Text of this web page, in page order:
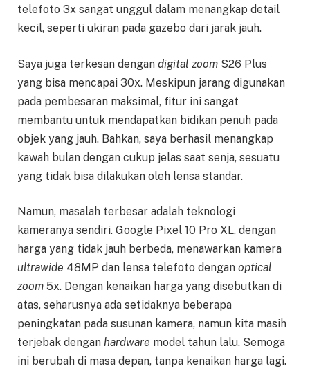
telefoto 3x sangat unggul dalam menangkap detail
kecil, seperti ukiran pada gazebo dari jarak jauh.
Saya juga terkesan dengan digital zoom S26 Plus
yang bisa mencapai 30x. Meskipun jarang digunakan
pada pembesaran maksimal, fitur ini sangat
membantu untuk mendapatkan bidikan penuh pada
objek yang jauh. Bahkan, saya berhasil menangkap
kawah bulan dengan cukup jelas saat senja, sesuatu
yang tidak bisa dilakukan oleh lensa standar.
Namun, masalah terbesar adalah teknologi
kameranya sendiri. Google Pixel 10 Pro XL, dengan
harga yang tidak jauh berbeda, menawarkan kamera
ultrawide 48MP dan lensa telefoto dengan optical
zoom 5x. Dengan kenaikan harga yang disebutkan di
atas, seharusnya ada setidaknya beberapa
peningkatan pada susunan kamera, namun kita masih
terjebak dengan hardware model tahun lalu. Semoga
ini berubah di masa depan, tanpa kenaikan harga lagi.